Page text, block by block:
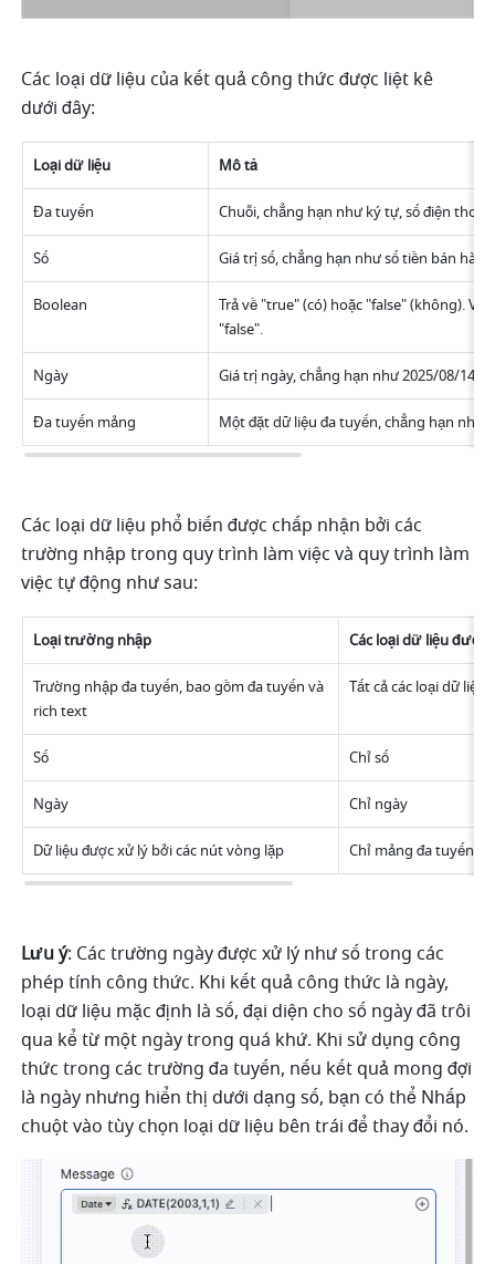
Các loại dữ liệu của kết quả công thức được liệt kê
dưới đây:
Loại dữ liệu Mô tả
Đa tuyến Chuỗi, chẳng hạn như ký tự, số điện
Số Giá trị số, chẳng hạn như số tiền bán
Boolean
Trả về "true" (có) hoặc "false" (không). Ví
"false".
Ngày Giá trị ngày, chẳng hạn như 2025/08/14.
Đa tuyến mảng Một đặt dữ liệu đa tuyến, chẳng hạn như
Các loại dữ liệu phổ biến được chấp nhận bởi các
trường nhập trong quy trình làm việc và quy trình làm
việc tự động như sau:
Loại trường nhập Các loại dữ liệu được
Trường nhập đa tuyến, bao gồm đa tuyến và
rich text
Tất cả các loại dữ
Số Chỉ số
Ngày Chỉ ngày
Dữ liệu được xử lý bởi các nút vòng lặp Chỉ mảng đa tuyến
Lưu ý: Các trường ngày được xử lý như số trong các
phép tính công thức. Khi kết quả công thức là ngày,
loại dữ liệu mặc định là số, đại diện cho số ngày đã trôi
qua kể từ một ngày trong quá khứ. Khi sử dụng công
thức trong các trường đa tuyến, nếu kết quả mong đợi
là ngày nhưng hiển thị dưới dạng số, bạn có thể Nhấp
chuột vào tùy chọn loại dữ liệu bên trái để thay đổi nó.